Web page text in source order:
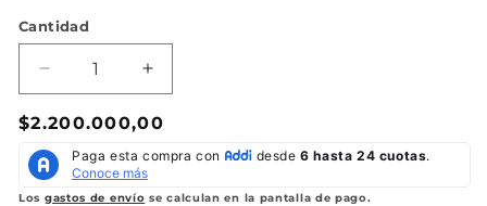
Cantidad
Reducir
cantidad
para
Impresora
Multifuncional
RICOH
Aumentar
cantidad
para
Impresora
Multifuncional
RICOH
Precio
habitual
$2.200.000,00
Los gastos de envío se calculan en la pantalla de pago.